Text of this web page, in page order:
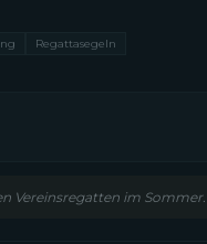
Regattasegeln
Vereinsregatten im Sommer.